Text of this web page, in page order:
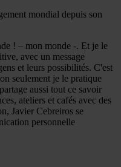
mondial depuis son
! – mon monde -. Et je le
avec un message
et leurs possibilités. C'est
seulement je le pratique
aussi tout ce savoir
ateliers et cafés avec des
Javier Cebreiros se
personnelle